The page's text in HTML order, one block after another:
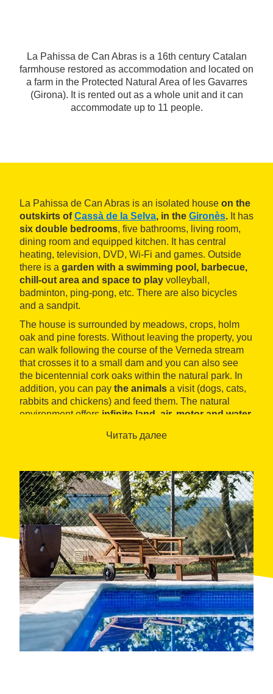
La Pahissa de Can Abras is a 16th century Catalan
farmhouse restored as accommodation and located on
a farm in the Protected Natural Area of les Gavarres
(Girona). It is rented out as a whole unit and it can
accommodate up to 11 people.
La Pahissa de Can Abras is an isolated house on the
outskirts ofCassà de la Selva, in the Gironès. It has
six double bedrooms, five bathrooms, living room,
dining room and equipped kitchen. It has central
heating, television, DVD, Wi-Fi and games. Outside
there is a garden with a swimming pool, barbecue,
chill-out area and space to play volleyball,
badminton, ping-pong, etc. There are also bicycles
and a sandpit.
The house is surrounded by meadows, crops, holm
oak and pine forests. Without leaving the property, you
can walk following the course of the Verneda stream
that crosses it to a small dam and you can also see
the bicentennial cork oaks within the natural park. In
addition, you can pay the animals a visit (dogs, cats,
rabbits and chickens) and feed them. The natural
environment offers infinite land, air, motor and water
Читать далее